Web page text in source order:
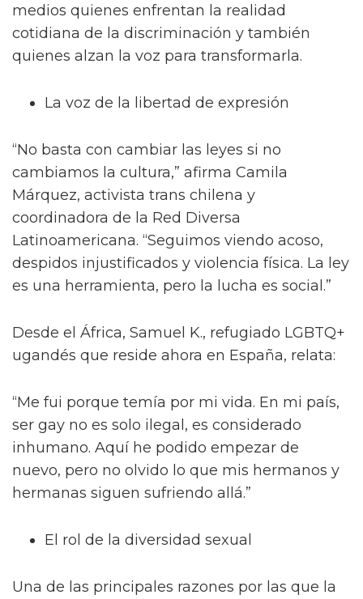
medios quienes enfrentan la realidad
cotidiana de la discriminación y también
quienes alzan la voz para transformarla.
La voz de la libertad de expresión
“No basta con cambiar las leyes si no
cambiamos la cultura,” afirma Camila
Márquez, activista trans chilena y
coordinadora de la Red Diversa
Latinoamericana. “Seguimos viendo acoso,
despidos injustificados y violencia física. La ley
es una herramienta, pero la lucha es social.”
Desde el África, Samuel K., refugiado LGBTQ+
ugandés que reside ahora en España, relata:
“Me fui porque temía por mi vida. En mi país,
ser gay no es solo ilegal, es considerado
inhumano. Aquí he podido empezar de
nuevo, pero no olvido lo que mis hermanos y
hermanas siguen sufriendo allá.”
El rol de la diversidad sexual
Una de las principales razones por las que la